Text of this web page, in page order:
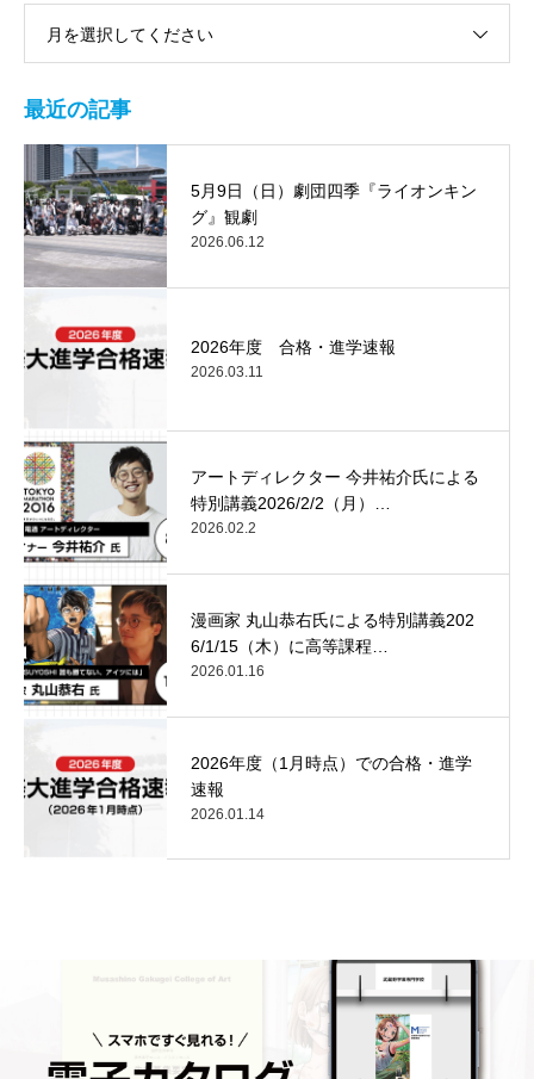
月を選択してください
最近の記事
5月9日（日）劇団四季『ライオンキン
グ』観劇
2026.06.12
2026年度 合格・進学速報
2026.03.11
アートディレクター 今井祐介氏による
特別講義2026/2/2（月）…
2026.02.2
漫画家 丸山恭右氏による特別講義202
6/1/15（木）に高等課程…
2026.01.16
2026年度（1月時点）での合格・進学
速報
2026.01.14